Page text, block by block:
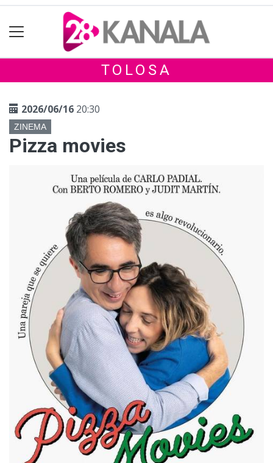
TOLOSA
2026/06/16 20:30
ZINEMA
Pizza movies